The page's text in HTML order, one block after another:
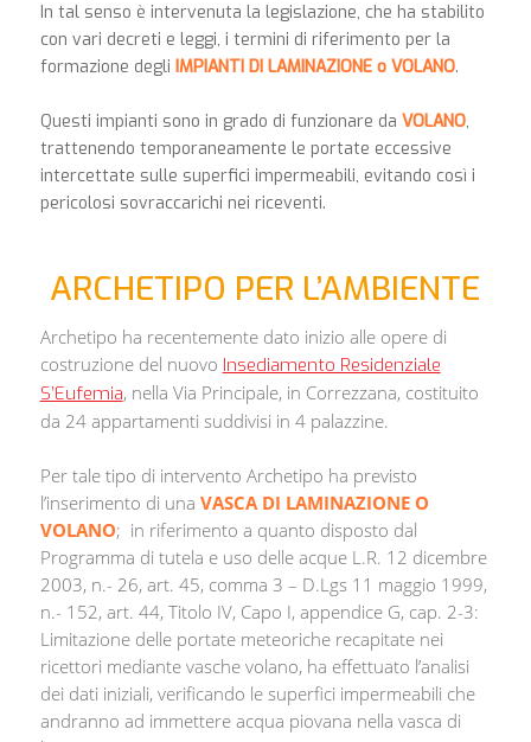
In tal senso è intervenuta la legislazione, che ha stabilito
con vari decreti e leggi, i termini di riferimento per la
formazione degli IMPIANTI DI LAMINAZIONE o VOLANO.
Questi impianti sono in grado di funzionare da VOLANO,
trattenendo temporaneamente le portate eccessive
intercettate sulle superfici impermeabili, evitando così i
pericolosi sovraccarichi nei riceventi.
ARCHETIPO PER L’AMBIENTE
Archetipo ha recentemente dato inizio alle opere di
costruzione del nuovo Insediamento Residenziale
S’Eufemia, nella Via Principale, in Correzzana, costituito
da 24 appartamenti suddivisi in 4 palazzine.
Per tale tipo di intervento Archetipo ha previsto
l’inserimento di una VASCA DI LAMINAZIONE O
VOLANO; in riferimento a quanto disposto dal
Programma di tutela e uso delle acque L.R. 12 dicembre
2003, n.- 26, art. 45, comma 3 – D.Lgs 11 maggio 1999,
n.- 152, art. 44, Titolo IV, Capo I, appendice G, cap. 2-3:
Limitazione delle portate meteoriche recapitate nei
ricettori mediante vasche volano, ha effettuato l’analisi
dei dati iniziali, verificando le superfici impermeabili che
andranno ad immettere acqua piovana nella vasca di